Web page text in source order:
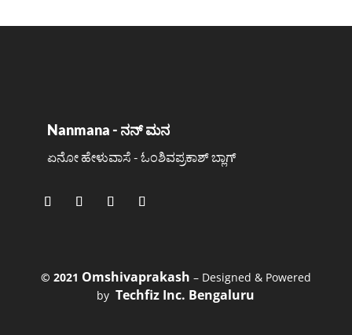
Nanmana - ನನ್ ಮನ
ಏನೋ ಹೇಳುವಾಸೆ - ಓಂಶಿವಪ್ರಕಾಶ್ ಬ್ಲಾಗ್
©️ 2021 Omshivaprakash – Designed & Powered
byTechfiz Inc. Bengaluru